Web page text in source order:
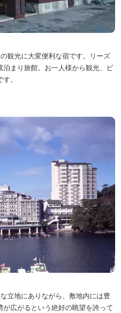
観光に大変便利な宿です。リーズ
まり旅館。お一人様から観光、ビ
。
立地にありながら、敷地内には豊
広がるという絶好の眺望を誇って